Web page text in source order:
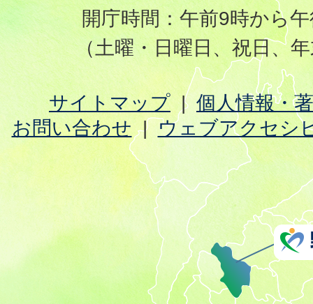
開庁時間：午前9時から
（土曜・日曜日、祝日、
サイトマップ
個人情報・
お問い合わせ
ウェブアクセシ